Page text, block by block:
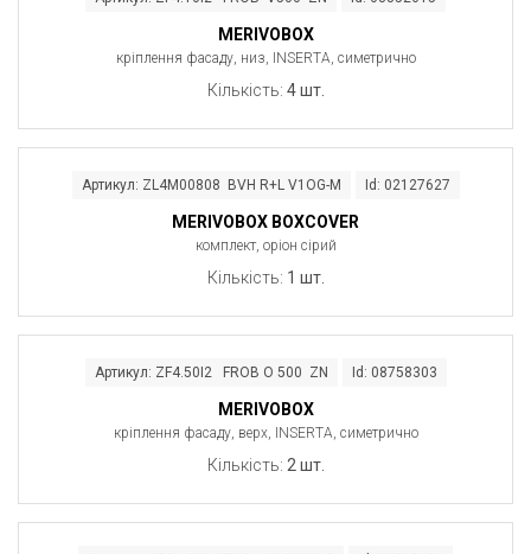
MERIVOBOX
кріплення фасаду, низ, INSERTA, симетрично
Кількість: 4 шт.
Артикул: ZL4M00808 BVH R+L V1OG-M Id: 02127627
MERIVOBOX BOXCOVER
комплект, оріон сірий
Кількість: 1 шт.
Артикул: ZF4.50I2 FROB O 500 ZN Id: 08758303
MERIVOBOX
кріплення фасаду, верх, INSERTA, симетрично
Кількість: 2 шт.